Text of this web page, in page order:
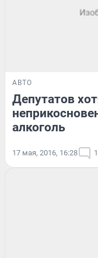
АВТО
Депутатов
алкоголь
17 мая, 2016, 16:28